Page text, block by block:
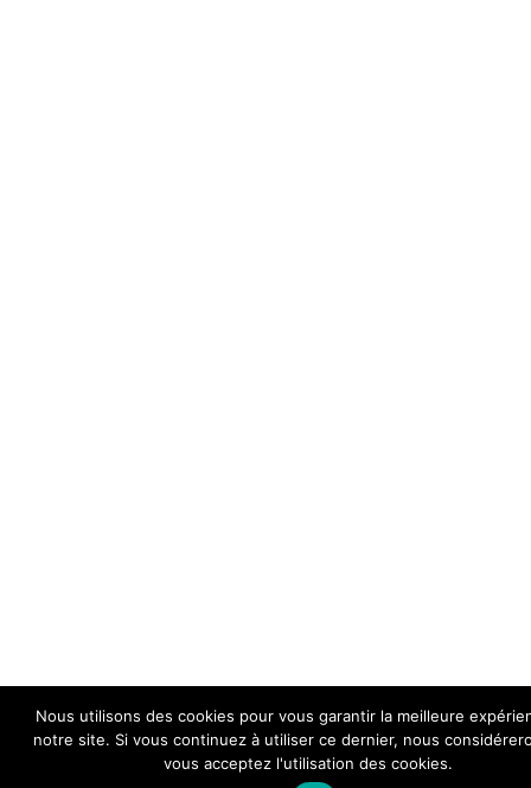
Nous utilisons des cookies pour vous garantir la meilleure
notre site. Si vous continuez à utiliser ce dernier, nous
vous acceptez l'utilisation des cookies.